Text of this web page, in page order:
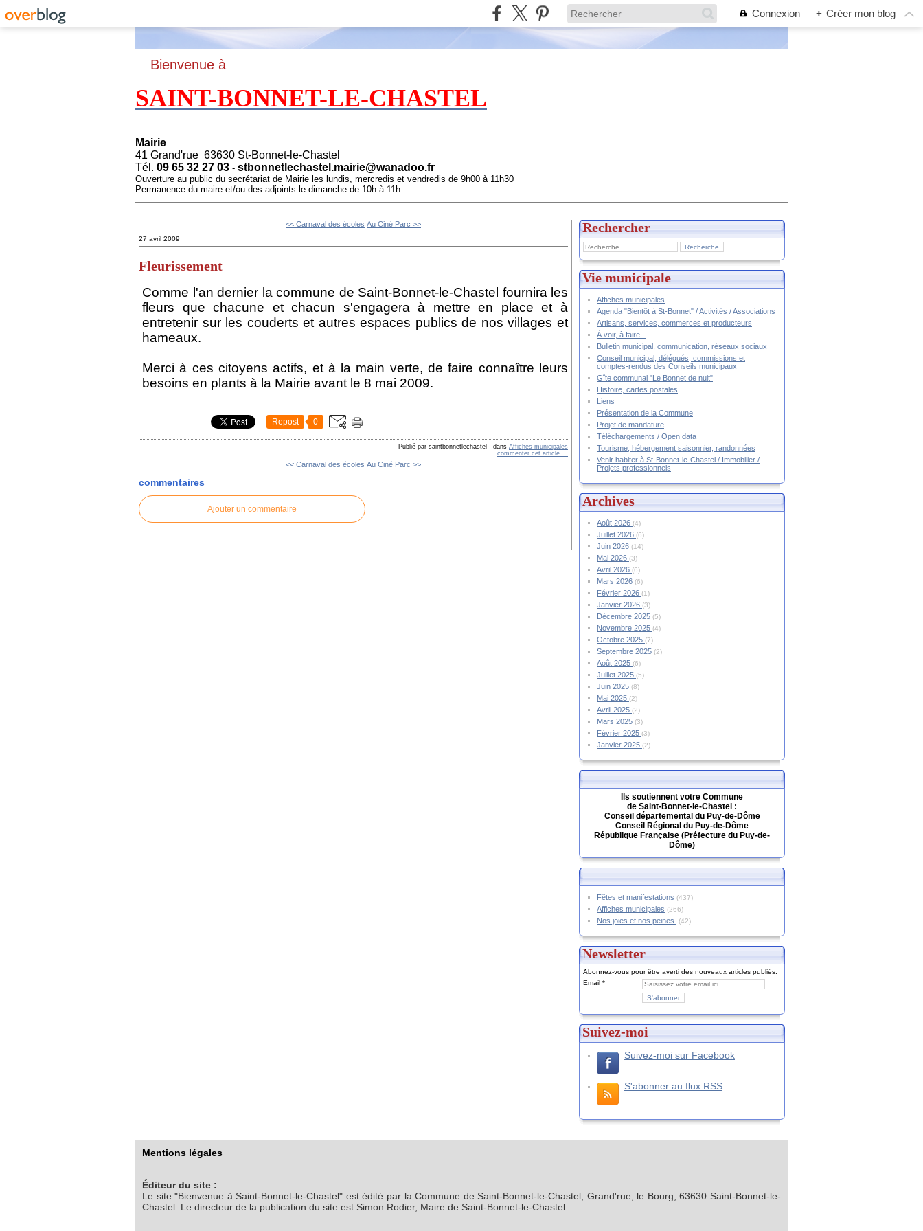
Connexion + Créer mon blog
Bienvenue à
SAINT-BONNET-LE-CHASTEL
Mairie
41 Grand'rue 63630 St-Bonnet-le-Chastel
Tél. 09 65 32 27 03 - stbonnetlechastel.mairie@wanadoo.fr
Ouverture au public du secrétariat de Mairie les lundis, mercredis et vendredis de 9h00 à 11h30
Permanence du maire et/ou des adjoints le dimanche de 10h à 11h
<< Carnaval des écoles Au Ciné Parc >>
27 avril 2009
Fleurissement
Comme l'an dernier la commune de Saint-Bonnet-le-Chastel fournira les
fleurs que chacune et chacun s'engagera à mettre en place et à
entretenir sur les couderts et autres espaces publics de nos villages et
hameaux.
Merci à ces citoyens actifs, et à la main verte, de faire connaître leurs
besoins en plants à la Mairie avant le 8 mai 2009.
Repost 0
Publié par saintbonnetlechastel - dans Affiches municipales
commenter cet article …
<< Carnaval des écoles Au Ciné Parc >>
commentaires
Ajouter un commentaire
Rechercher
Vie municipale
Affiches municipales
Agenda "Bientôt à St-Bonnet" / Activités / Associations
Artisans, services, commerces et producteurs
À voir, à faire...
Bulletin municipal, communication, réseaux sociaux
Conseil municipal, délégués, commissions et
comptes-rendus des Conseils municipaux
Gîte communal "Le Bonnet de nuit"
Histoire, cartes postales
Liens
Présentation de la Commune
Projet de mandature
Téléchargements / Open data
Tourisme, hébergement saisonnier, randonnées
Venir habiter à St-Bonnet-le-Chastel / Immobilier /
Projets professionnels
Archives
Août 2026 (4)
Juillet 2026 (6)
Juin 2026 (14)
Mai 2026 (3)
Avril 2026 (6)
Mars 2026 (6)
Février 2026 (1)
Janvier 2026 (3)
Décembre 2025 (5)
Novembre 2025 (4)
Octobre 2025 (7)
Septembre 2025 (2)
Août 2025 (6)
Juillet 2025 (5)
Juin 2025 (8)
Mai 2025 (2)
Avril 2025 (2)
Mars 2025 (3)
Février 2025 (3)
Janvier 2025 (2)
Ils soutiennent votre Commune
de Saint-Bonnet-le-Chastel :
Conseil départemental du Puy-de-Dôme
Conseil Régional du Puy-de-Dôme
République Française (Préfecture du Puy-de-
Dôme)
Fêtes et manifestations (437)
Affiches municipales (266)
Nos joies et nos peines. (42)
Newsletter
Abonnez-vous pour être averti des nouveaux articles publiés.
Email
Suivez-moi
Suivez-moi sur Facebook
S'abonner au flux RSS
Mentions légales
Éditeur du site :
Le site "Bienvenue à Saint-Bonnet-le-Chastel" est édité par la Commune de Saint-Bonnet-le-Chastel, Grand'rue, le Bourg, 63630 Saint-Bonnet-le-
Chastel. Le directeur de la publication du site est Simon Rodier, Maire de Saint-Bonnet-le-Chastel.